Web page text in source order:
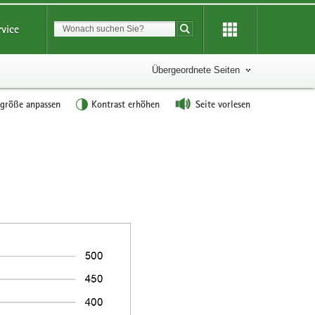
Suchbegriff
Suche starten
Übergeordnete Seiten
anpassen Kontrast erhöhen Seite vorlesen